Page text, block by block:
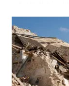
podělit o
nominovaných